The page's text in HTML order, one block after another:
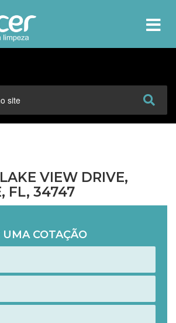
VIEW DRIVE,
FL, 34747
COTAÇÃO